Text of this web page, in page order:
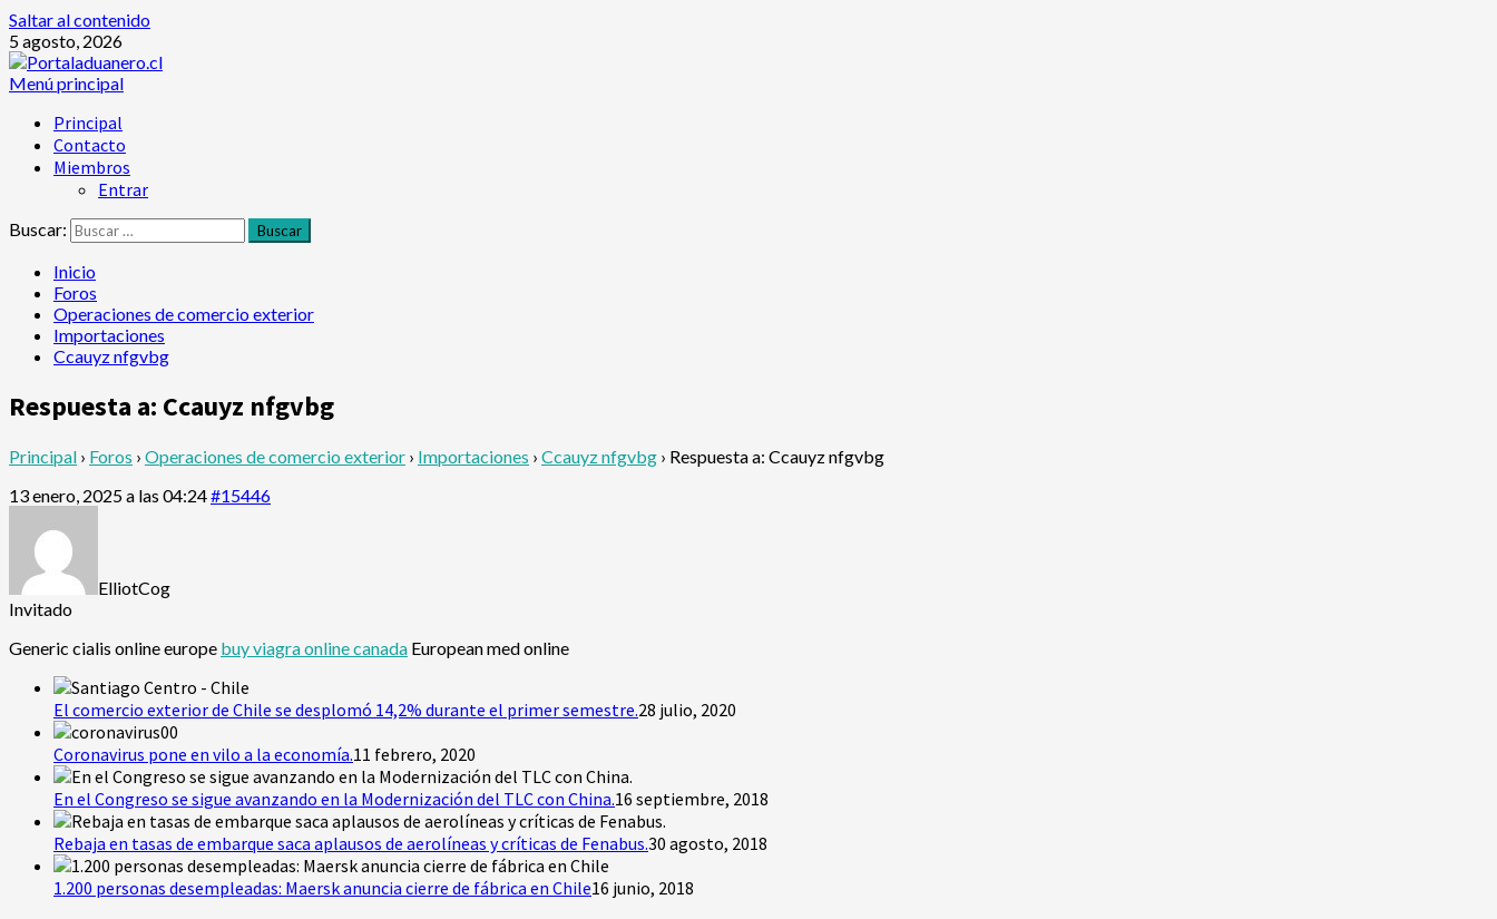
Saltar al contenido
5 agosto, 2026
Menú principal
Principal
Contacto
Miembros
Entrar
Buscar:
Inicio
Foros
Operaciones de comercio exterior
Importaciones
Ccauyz nfgvbg
Respuesta a: Ccauyz nfgvbg
Principal › Foros › Operaciones de comercio exterior › Importaciones › Ccauyz nfgvbg › Respuesta a: Ccauyz nfgvbg
13 enero, 2025 a las 04:24#15446
ElliotCog
Invitado
Generic cialis online europe buy viagra online canada European med online
El comercio exterior de Chile se desplomó 14,2% durante el primer semestre.28 julio, 2020
Coronavirus pone en vilo a la economía.11 febrero, 2020
En el Congreso se sigue avanzando en la Modernización del TLC con China.16 septiembre, 2018
Rebaja en tasas de embarque saca aplausos de aerolíneas y críticas de Fenabus.30 agosto, 2018
1.200 personas desempleadas: Maersk anuncia cierre de fábrica en Chile16 junio, 2018